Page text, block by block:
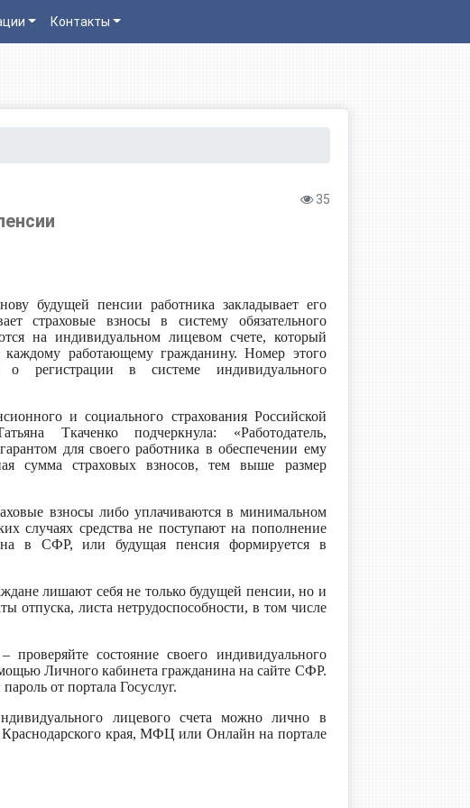
Контакты
35
будущей пенсии работника закладывает его
страховые взносы в систему обязательного
на индивидуальном лицевом счете, который
работающему гражданину. Номер этого
в системе индивидуального
и социального страхования Российской
Ткаченко подчеркнула: «Работодатель,
для своего работника в обеспечении ему
сумма страховых взносов, тем выше размер
взносы либо уплачиваются в минимальном
случаях средства не поступают на пополнение
в СФР, или будущая пенсия формируется в
лишают себя не только будущей пенсии, но и
отпуска, листа нетрудоспособности, в том числе
проверяйте состояние своего индивидуального
Личного кабинета гражданина на сайте СФР.
от портала Госуслуг.
лицевого счета можно лично в
края, МФЦ или Онлайн на портале